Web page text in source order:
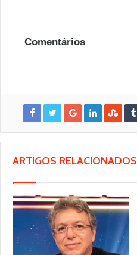
Comentários
ARTIGOS RELACIONADOS